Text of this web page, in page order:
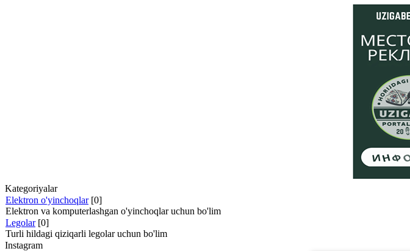
Kategoriyalar
Elektron o'yinchoqlar [0]
Elektron va komputerlashgan o'yinchoqlar uchun bo'lim
Legolar [0]
Turli hildagi qiziqarli legolar uchun bo'lim
Instagram